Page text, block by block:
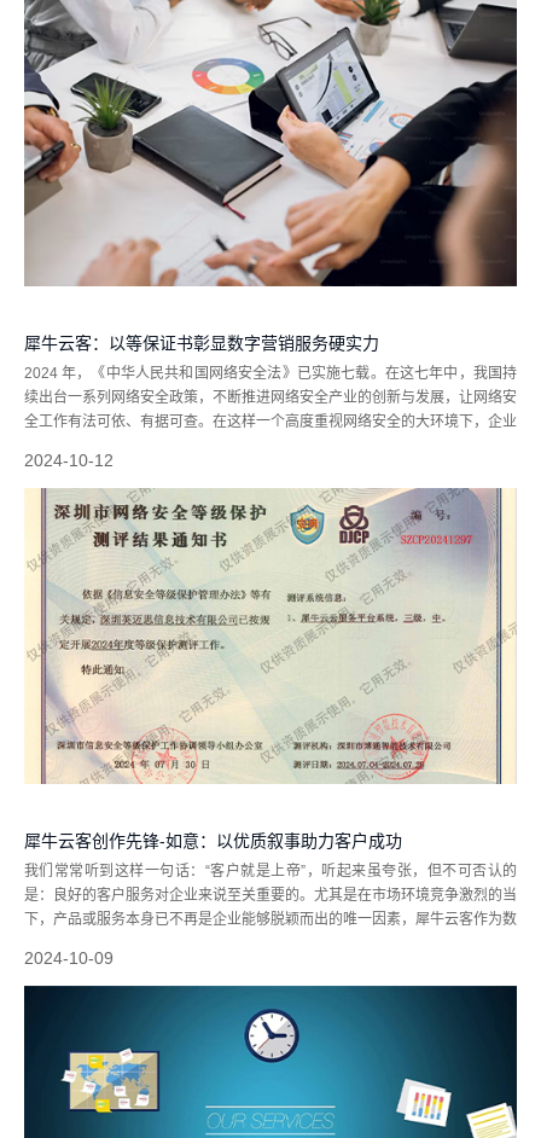
犀牛云客：以等保证书彰显数字营销服务硬实力
2024 年，《中华人民共和国网络安全法》已实施七载。在这七年中，我国持
续出台一系列网络安全政策，不断推进网络安全产业的创新与发展，让网络安
全工作有法可依、有据可查。在这样一个高度重视网络安全的大环境下，企业
显。对于致力于为全球企业提供...
2024-10-12
犀牛云客创作先锋-如意：以优质叙事助力客户成功
我们常常听到这样一句话：“客户就是上帝”，听起来虽夸张，但不可否认的
是：良好的客户服务对企业来说至关重要的。尤其是在市场环境竞争激烈的当
下，产品或服务本身已不再是企业能够脱颖而出的唯一因素，犀牛云客作为数
及提供优质的客户服务同样是取得...
2024-10-09